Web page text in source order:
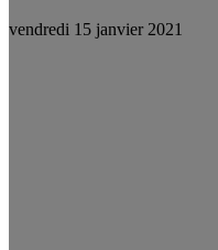
vendredi 15 janvier 2021